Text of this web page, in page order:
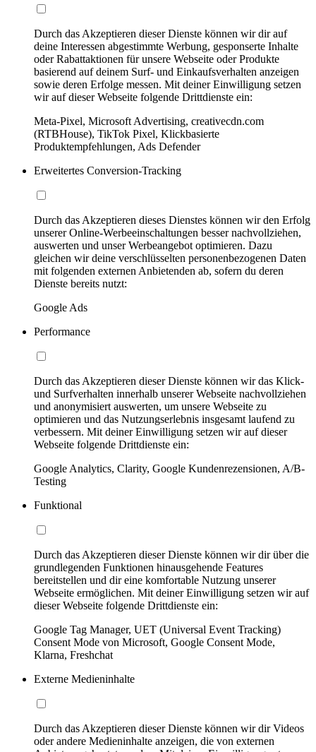
Durch das Akzeptieren dieser Dienste können wir dir auf
deine Interessen abgestimmte Werbung, gesponserte Inhalte
oder Rabattaktionen für unsere Webseite oder Produkte
basierend auf deinem Surf- und Einkaufsverhalten anzeigen
sowie deren Erfolge messen. Mit deiner Einwilligung setzen
wir auf dieser Webseite folgende Drittdienste ein:
Meta-Pixel, Microsoft Advertising, creativecdn.com
(RTBHouse), TikTok Pixel, Klickbasierte
Produktempfehlungen, Ads Defender
Erweitertes Conversion-Tracking
Durch das Akzeptieren dieses Dienstes können wir den Erfolg
unserer Online-Werbeeinschaltungen besser nachvollziehen,
auswerten und unser Werbeangebot optimieren. Dazu
gleichen wir deine verschlüsselten personenbezogenen Daten
mit folgenden externen Anbietenden ab, sofern du deren
Dienste bereits nutzt:
Google Ads
Performance
Durch das Akzeptieren dieser Dienste können wir das Klick-
und Surfverhalten innerhalb unserer Webseite nachvollziehen
und anonymisiert auswerten, um unsere Webseite zu
optimieren und das Nutzungserlebnis insgesamt laufend zu
verbessern. Mit deiner Einwilligung setzen wir auf dieser
Webseite folgende Drittdienste ein:
Google Analytics, Clarity, Google Kundenrezensionen, A/B-
Testing
Funktional
Durch das Akzeptieren dieser Dienste können wir dir über die
grundlegenden Funktionen hinausgehende Features
bereitstellen und dir eine komfortable Nutzung unserer
Webseite ermöglichen. Mit deiner Einwilligung setzen wir auf
dieser Webseite folgende Drittdienste ein:
Google Tag Manager, UET (Universal Event Tracking)
Consent Mode von Microsoft, Google Consent Mode,
Klarna, Freshchat
Externe Medieninhalte
Durch das Akzeptieren dieser Dienste können wir dir Videos
oder andere Medieninhalte anzeigen, die von externen